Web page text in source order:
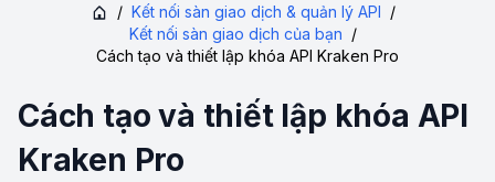
/ Kết nối sàn giao dịch & quản lý API /
Kết nối sàn giao dịch của bạn /
Cách tạo và thiết lập khóa API Kraken Pro
Cách tạo và thiết lập khóa API
Kraken Pro